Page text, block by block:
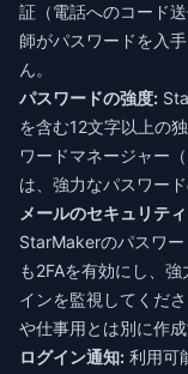
証（電話へのコード
師がパスワードを入
ん。
パスワードの強度:
を含む12文字以上の
ワードマネージャー
は、強力なパスワー
メールのセキュリテ
StarMakerのパスワ
も2FAを有効にし、
インを監視してくだ
や仕事用とは別に作
ログイン通知: 利用可